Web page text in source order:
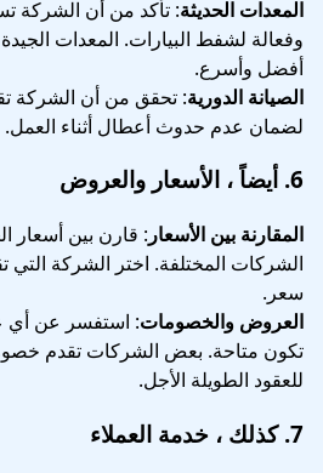
المعدات الحديثة: تأكد من أن الشركة
وفعالة لشفط البيارات. المعدات
أفضل وأسرع.
الصيانة الدورية: تحقق من أن الشركة
لضمان عدم حدوث أعطال أثناء العمل.
6. أيضاً ، الأسعار والعروض
المقارنة بين الأسعار : قارن بين أسعار
الشركات المختلفة. اختر الشركة
سعر.
العروض والخصومات: استفسر عن
تكون متاحة. بعض الشركات تقدم
للعقود الطويلة الأجل.
7. كذلك ، خدمة العملاء